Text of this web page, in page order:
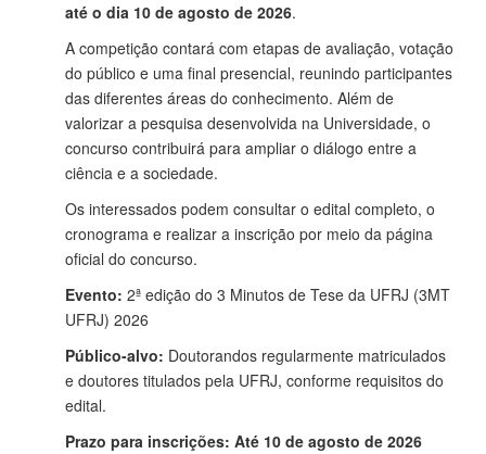
até o dia 10 de agosto de 2026.
A competição contará com etapas de avaliação, votação
do público e uma final presencial, reunindo participantes
das diferentes áreas do conhecimento. Além de
valorizar a pesquisa desenvolvida na Universidade, o
concurso contribuirá para ampliar o diálogo entre a
ciência e a sociedade.
Os interessados podem consultar o edital completo, o
cronograma e realizar a inscrição por meio da página
oficial do concurso.
Evento: 2ª edição do 3 Minutos de Tese da UFRJ (3MT
UFRJ) 2026
Público-alvo: Doutorandos regularmente matriculados
e doutores titulados pela UFRJ, conforme requisitos do
edital.
Prazo para inscrições: Até 10 de agosto de 2026